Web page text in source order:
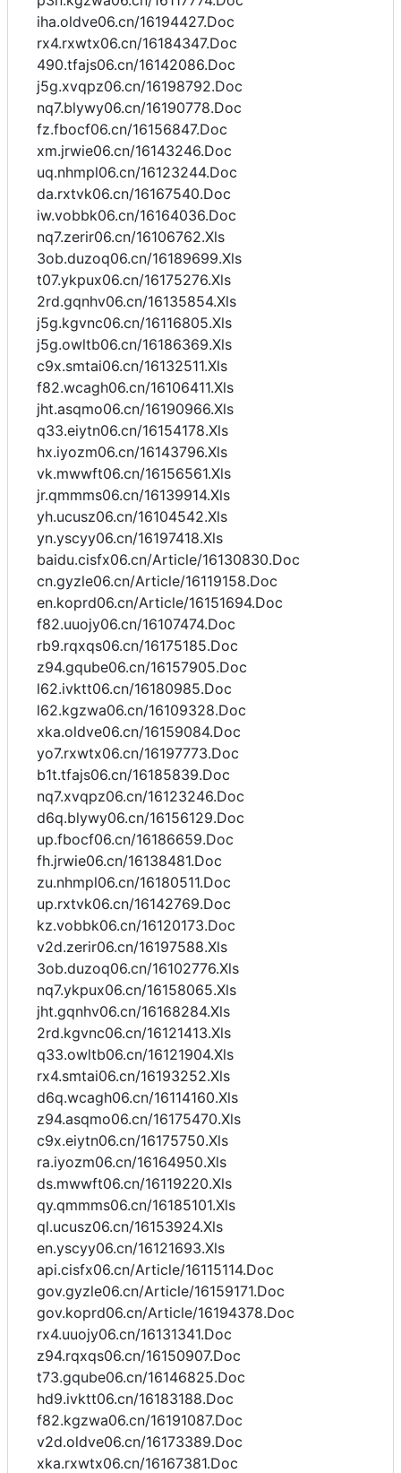
iha.oldve06.cn/16194427.Doc
rx4.rxwtx06.cn/16184347.Doc
490.tfajs06.cn/16142086.Doc
j5g.xvqpz06.cn/16198792.Doc
nq7.blywy06.cn/16190778.Doc
fz.fbocf06.cn/16156847.Doc
xm.jrwie06.cn/16143246.Doc
uq.nhmpl06.cn/16123244.Doc
da.rxtvk06.cn/16167540.Doc
iw.vobbk06.cn/16164036.Doc
nq7.zerir06.cn/16106762.Xls
3ob.duzoq06.cn/16189699.Xls
t07.ykpux06.cn/16175276.Xls
2rd.gqnhv06.cn/16135854.Xls
j5g.kgvnc06.cn/16116805.Xls
j5g.owltb06.cn/16186369.Xls
c9x.smtai06.cn/16132511.Xls
f82.wcagh06.cn/16106411.Xls
jht.asqmo06.cn/16190966.Xls
q33.eiytn06.cn/16154178.Xls
hx.iyozm06.cn/16143796.Xls
vk.mwwft06.cn/16156561.Xls
jr.qmmms06.cn/16139914.Xls
yh.ucusz06.cn/16104542.Xls
yn.yscyy06.cn/16197418.Xls
baidu.cisfx06.cn/Article/16130830.Doc
cn.gyzle06.cn/Article/16119158.Doc
en.koprd06.cn/Article/16151694.Doc
f82.uuojy06.cn/16107474.Doc
rb9.rqxqs06.cn/16175185.Doc
z94.gqube06.cn/16157905.Doc
l62.ivktt06.cn/16180985.Doc
l62.kgzwa06.cn/16109328.Doc
xka.oldve06.cn/16159084.Doc
yo7.rxwtx06.cn/16197773.Doc
b1t.tfajs06.cn/16185839.Doc
nq7.xvqpz06.cn/16123246.Doc
d6q.blywy06.cn/16156129.Doc
up.fbocf06.cn/16186659.Doc
fh.jrwie06.cn/16138481.Doc
zu.nhmpl06.cn/16180511.Doc
up.rxtvk06.cn/16142769.Doc
kz.vobbk06.cn/16120173.Doc
v2d.zerir06.cn/16197588.Xls
3ob.duzoq06.cn/16102776.Xls
nq7.ykpux06.cn/16158065.Xls
jht.gqnhv06.cn/16168284.Xls
2rd.kgvnc06.cn/16121413.Xls
q33.owltb06.cn/16121904.Xls
rx4.smtai06.cn/16193252.Xls
d6q.wcagh06.cn/16114160.Xls
z94.asqmo06.cn/16175470.Xls
c9x.eiytn06.cn/16175750.Xls
ra.iyozm06.cn/16164950.Xls
ds.mwwft06.cn/16119220.Xls
qy.qmmms06.cn/16185101.Xls
ql.ucusz06.cn/16153924.Xls
en.yscyy06.cn/16121693.Xls
api.cisfx06.cn/Article/16115114.Doc
gov.gyzle06.cn/Article/16159171.Doc
gov.koprd06.cn/Article/16194378.Doc
rx4.uuojy06.cn/16131341.Doc
z94.rqxqs06.cn/16150907.Doc
t73.gqube06.cn/16146825.Doc
hd9.ivktt06.cn/16183188.Doc
f82.kgzwa06.cn/16191087.Doc
v2d.oldve06.cn/16173389.Doc
xka.rxwtx06.cn/16167381.Doc